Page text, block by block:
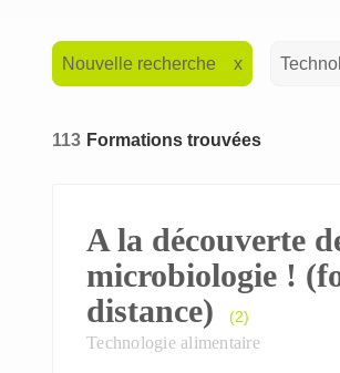
Nouvelle recherche
113 Formations trouvées
A la découverte
microbiologie !
distance)
(2)
Technologie alimentaire